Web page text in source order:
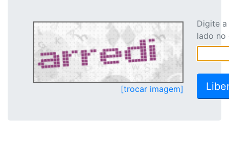
[trocar imagem]
Digite
lado no